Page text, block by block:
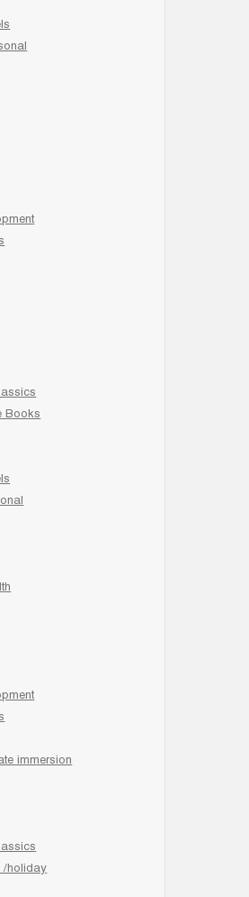
Books
immersion
/holiday